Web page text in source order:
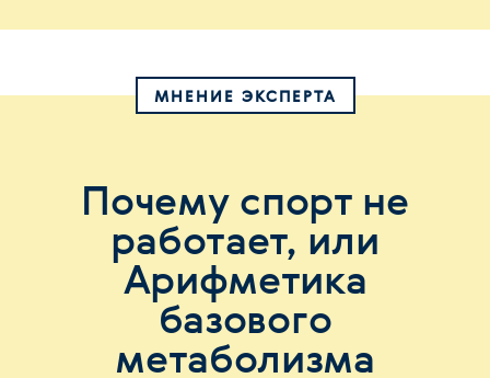
МНЕНИЕ ЭКСПЕРТА
Почему спорт не
работает, или
Арифметика
базового
метаболизма